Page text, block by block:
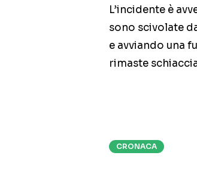
L’incidente è
sono scivolate
e avviando una
rimaste
CRONACA